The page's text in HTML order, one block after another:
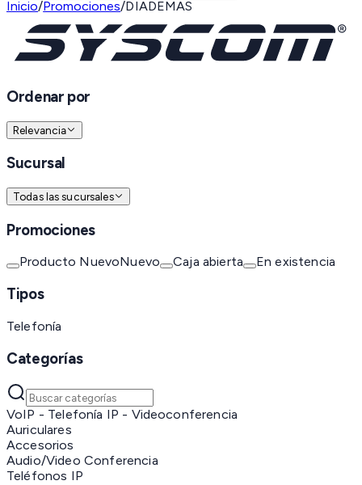
Inicio/Promociones/DIADEMAS
Ordenar por
Relevancia
Sucursal
Todas las sucursales
Promociones
Producto NuevoNuevo Caja abierta En existencia
Tipos
Telefonía
Categorías
VoIP - Telefonía IP - Videoconferencia
Auriculares
Accesorios
Audio/Video Conferencia
Teléfonos IP